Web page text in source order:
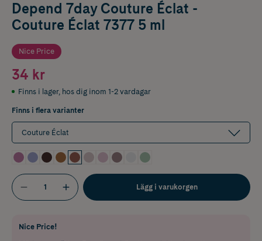
Depend 7day Couture Éclat -
Couture Éclat 7377 5 ml
Nice Price
34 kr
Finns i lager, hos dig inom 1-2 vardagar
Finns i flera varianter
Couture Éclat
Lägg i varukorgen
Nice Price!